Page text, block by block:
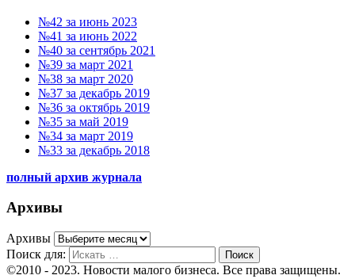
№42 за июнь 2023
№41 за июнь 2022
№40 за сентябрь 2021
№39 за март 2021
№38 за март 2020
№37 за декабрь 2019
№36 за октябрь 2019
№35 за май 2019
№34 за март 2019
№33 за декабрь 2018
полный архив журнала
Архивы
Архивы
Поиск для:
Поиск
©2010 - 2023. Новости малого бизнеса. Все права защищены.